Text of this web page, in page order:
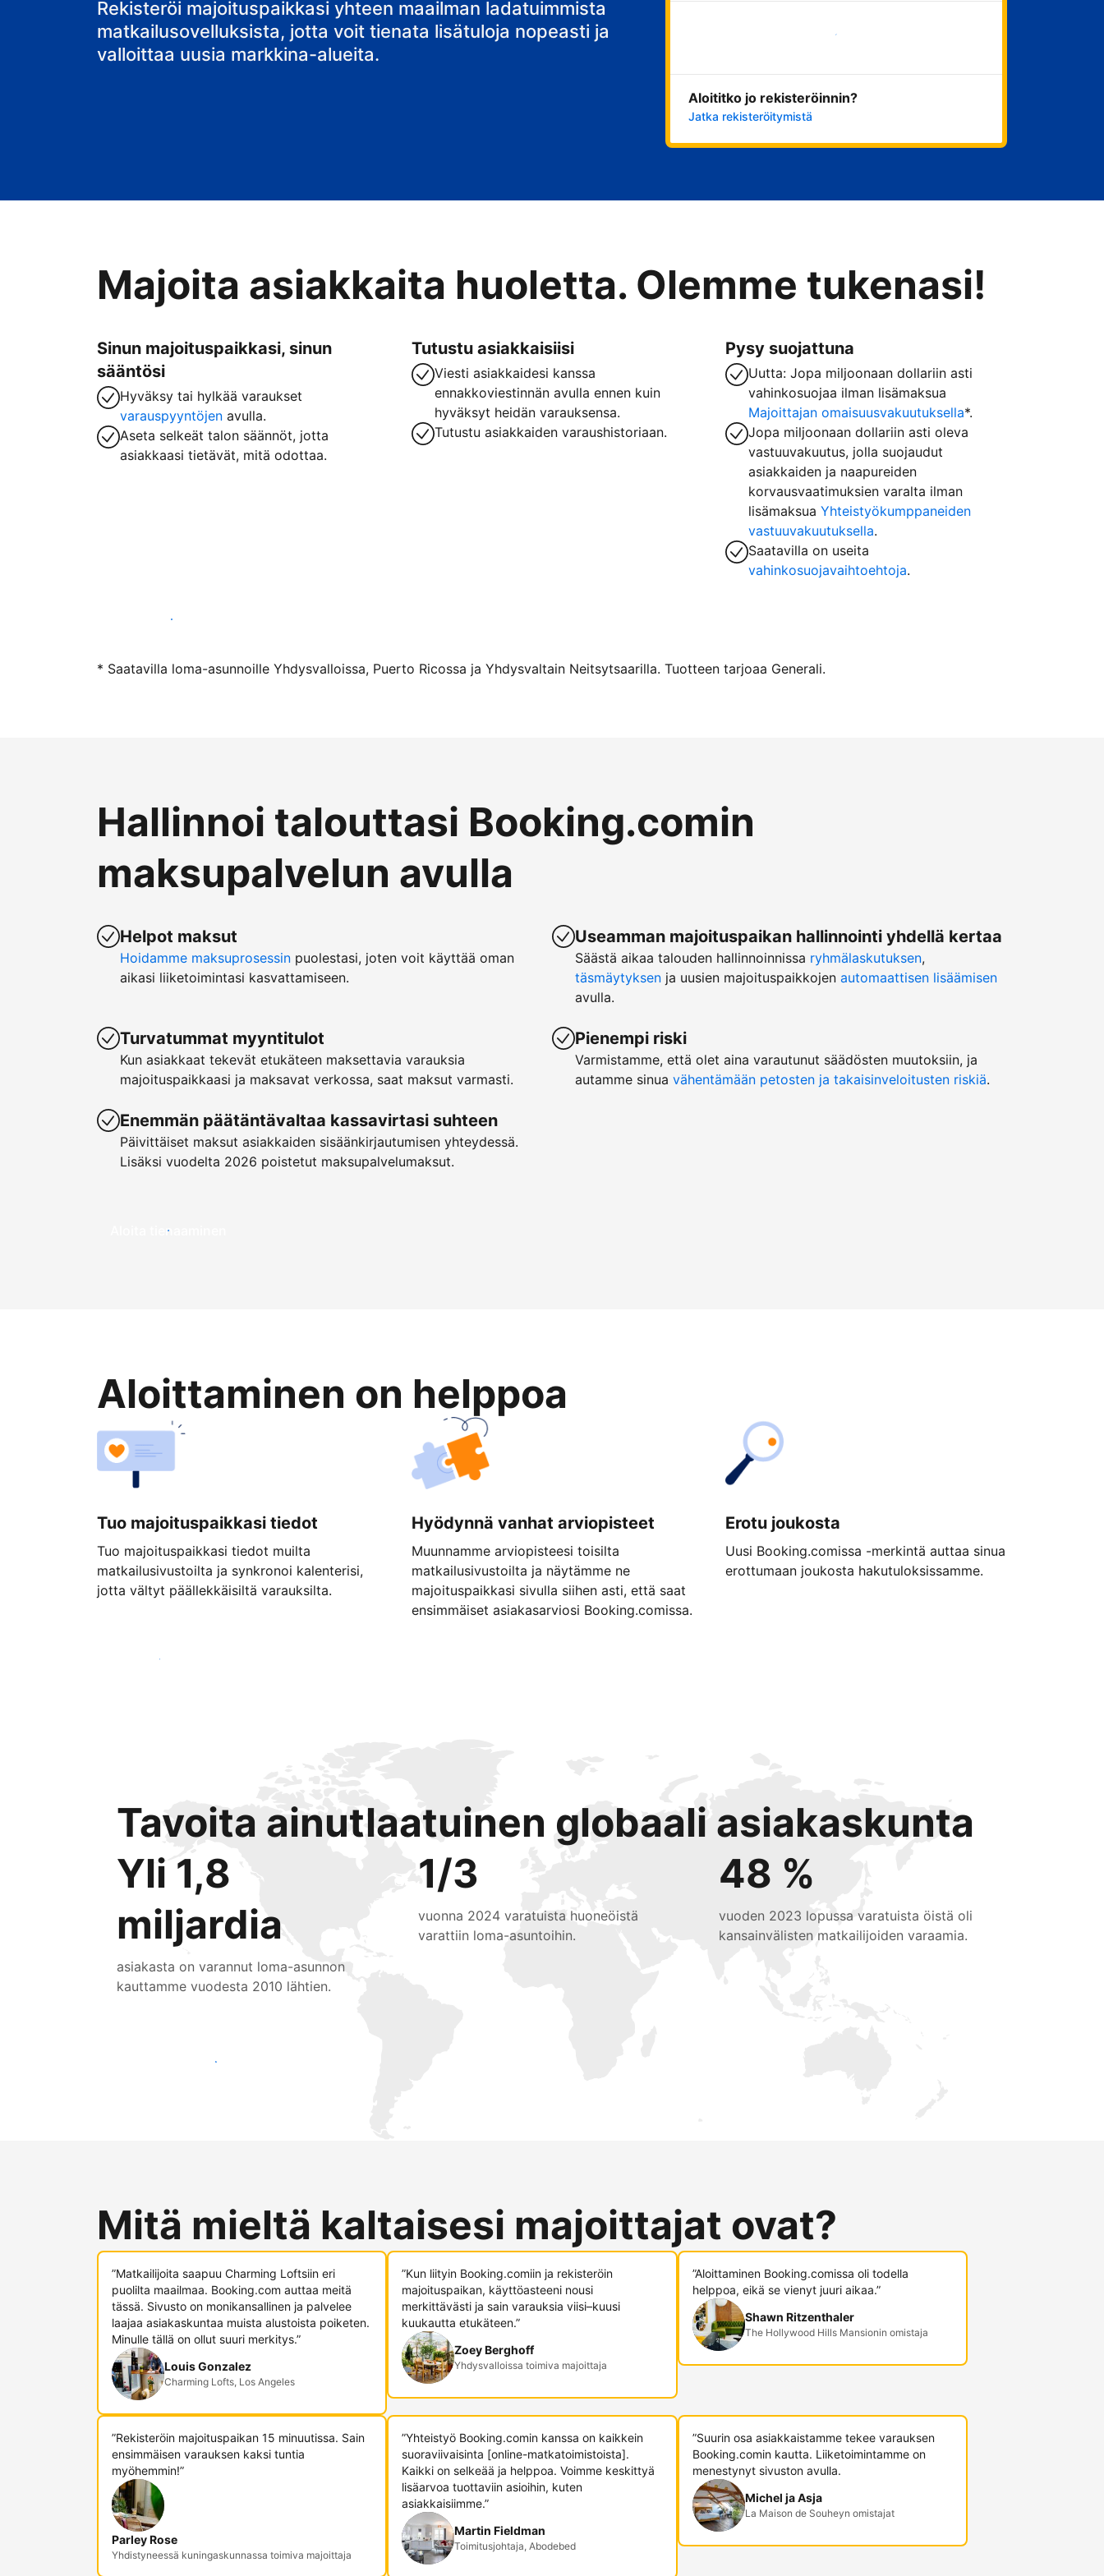
Rekisteröi majoituspaikkasi yhteen maailman ladatuimmista
matkailusovelluksista, jotta voit tienata lisätuloja nopeasti ja
valloittaa uusia markkina-alueita.
Aloita nyt
Aloititko jo rekisteröinnin?
Jatka rekisteröitymistä
Majoita asiakkaita huoletta. Olemme tukenasi!
Sinun majoituspaikkasi, sinun
sääntösi
Hyväksy tai hylkää varaukset
varauspyyntöjen avulla.
Aseta selkeät talon säännöt, jotta
asiakkaasi tietävät, mitä odottaa.
Tutustu asiakkaisiisi
Viesti asiakkaidesi kanssa
ennakkoviestinnän avulla ennen kuin
hyväksyt heidän varauksensa.
Tutustu asiakkaiden varaushistoriaan.
Pysy suojattuna
Uutta: Jopa miljoonaan dollariin asti
vahinkosuojaa ilman lisämaksua
Majoittajan omaisuusvakuutuksella*.
Jopa miljoonaan dollariin asti oleva
vastuuvakuutus, jolla suojaudut
asiakkaiden ja naapureiden
korvausvaatimuksien varalta ilman
lisämaksuaYhteistyökumppaneiden
vastuuvakuutuksella.
Saatavilla on useita
vahinkosuojavaihtoehtoja.
Ryhdy majoittajaksi
* Saatavilla loma-asunnoille Yhdysvalloissa, Puerto Ricossa ja Yhdysvaltain Neitsytsaarilla. Tuotteen tarjoaa Generali.
Hallinnoi talouttasi Booking.comin
maksupalvelun avulla
Helpot maksut
Hoidamme maksuprosessin puolestasi, joten voit käyttää oman
aikasi liiketoimintasi kasvattamiseen.
Turvatummat myyntitulot
Kun asiakkaat tekevät etukäteen maksettavia varauksia
majoituspaikkaasi ja maksavat verkossa, saat maksut varmasti.
Enemmän päätäntävaltaa kassavirtasi suhteen
Päivittäiset maksut asiakkaiden sisäänkirjautumisen yhteydessä.
Lisäksi vuodelta 2026 poistetut maksupalvelumaksut.
Useamman majoituspaikan hallinnointi yhdellä kertaa
Säästä aikaa talouden hallinnoinnissa ryhmälaskutuksen,
täsmäytyksen ja uusien majoituspaikkojen automaattisen lisäämisen
avulla.
Pienempi riski
Varmistamme, että olet aina varautunut säädösten muutoksiin, ja
autamme sinua vähentämään petosten ja takaisinveloitusten riskiä.
Aloita tienaaminen
Aloittaminen on helppoa
Tuo majoituspaikkasi tiedot
Tuo majoituspaikkasi tiedot muilta
matkailusivustoilta ja synkronoi kalenterisi,
jotta vältyt päällekkäisiltä varauksilta.
Hyödynnä vanhat arviopisteet
Muunnamme arviopisteesi toisilta
matkailusivustoilta ja näytämme ne
majoituspaikkasi sivulla siihen asti, että saat
ensimmäiset asiakasarviosi Booking.comissa.
Erotu joukosta
Uusi Booking.comissa -merkintä auttaa sinua
erottumaan joukosta hakutuloksissamme.
Aloita jo tänään
Tavoita ainutlaatuinen globaali asiakaskunta
Yli 1,8
miljardia
asiakasta on varannut loma-asunnon
kauttamme vuodesta 2010 lähtien.
1/3
vuonna 2024 varatuista huoneöistä
varattiin loma-asuntoihin.
48 %
vuoden 2023 lopussa varatuista öistä oli
kansainvälisten matkailijoiden varaamia.
Tavoita uusia asiakkaita jo tänään
Mitä mieltä kaltaisesi majoittajat ovat?
”Matkailijoita saapuu Charming Loftsiin eri
puolilta maailmaa. Booking.com auttaa meitä
tässä. Sivusto on monikansallinen ja palvelee
laajaa asiakaskuntaa muista alustoista poiketen.
Minulle tällä on ollut suuri merkitys.”
Louis Gonzalez
Charming Lofts, Los Angeles
”Kun liityin Booking.comiin ja rekisteröin
majoituspaikan, käyttöasteeni nousi
merkittävästi ja sain varauksia viisi–kuusi
kuukautta etukäteen.”
Zoey Berghoff
Yhdysvalloissa toimiva majoittaja
”Aloittaminen Booking.comissa oli todella
helppoa, eikä se vienyt juuri aikaa.”
Shawn Ritzenthaler
The Hollywood Hills Mansionin omistaja
”Rekisteröin majoituspaikan 15 minuutissa. Sain
ensimmäisen varauksen kaksi tuntia
myöhemmin!”
Parley Rose
Yhdistyneessä kuningaskunnassa toimiva majoittaja
”Yhteistyö Booking.comin kanssa on kaikkein
suoraviivaisinta [online-matkatoimistoista].
Kaikki on selkeää ja helppoa. Voimme keskittyä
lisäarvoa tuottaviin asioihin, kuten
asiakkaisiimme.”
Martin Fieldman
Toimitusjohtaja, Abodebed
”Suurin osa asiakkaistamme tekee varauksen
Booking.comin kautta. Liiketoimintamme on
menestynyt sivuston avulla.
Michel ja Asja
La Maison de Souheyn omistajat